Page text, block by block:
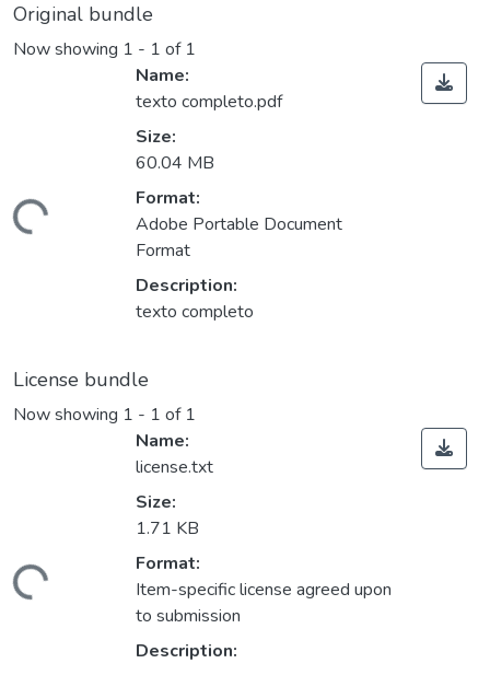
Original bundle
Now showing 1 - 1 of 1
Name:
texto completo.pdf
Size:
60.04 MB
Format:
Adobe Portable Document
Format
Description:
texto completo
License bundle
Now showing 1 - 1 of 1
Name:
license.txt
Size:
1.71 KB
Format:
Item-specific license agreed upon
to submission
Description: